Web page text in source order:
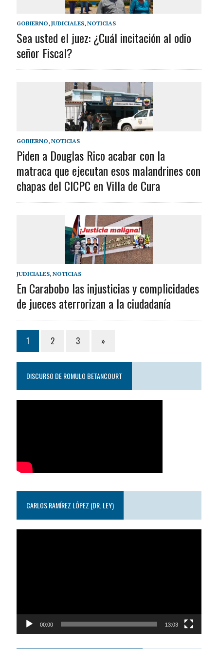
GOBIERNO, JUDICIALES, NOTICIAS
Sea usted el juez: ¿Cuál incitación al odio
señor Fiscal?
GOBIERNO, NOTICIAS
Piden a Douglas Rico acabar con la
matraca que ejecutan esos malandrines con
chapas del CICPC en Villa de Cura
JUDICIALES, NOTICIAS
En Carabobo las injusticias y complicidades
de jueces aterrorizan a la ciudadanía
1 2 3 »
DISCURSO DE ROMULO BETANCOURT
CARLOS RAMÍREZ LÓPEZ (DR. LEY)
00:00 13:03